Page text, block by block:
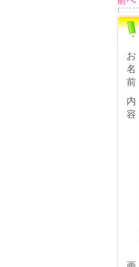
お
名
前
内
容